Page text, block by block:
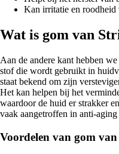
Kan irritatie en roodheid
Wat is gom van
Aan de andere kant hebben
stof die wordt gebruikt in
staat bekend om zijn
Het kan helpen bij het
waardoor de huid er strakker
vaak aangetroffen in anti-aging
Voordelen van gom